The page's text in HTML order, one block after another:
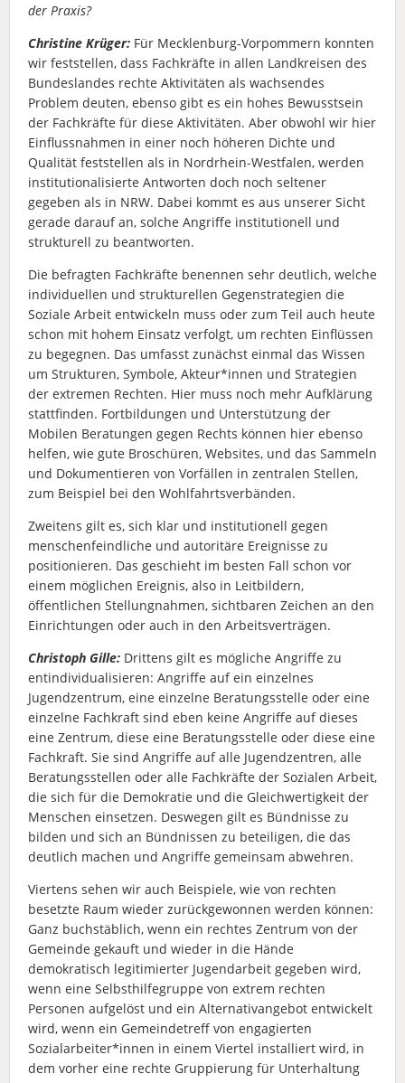
der Praxis?
Christine Krüger: Für Mecklenburg-Vorpommern konnten
wir feststellen, dass Fachkräfte in allen Landkreisen des
Bundeslandes rechte Aktivitäten als wachsendes
Problem deuten, ebenso gibt es ein hohes Bewusstsein
der Fachkräfte für diese Aktivitäten. Aber obwohl wir hier
Einflussnahmen in einer noch höheren Dichte und
Qualität feststellen als in Nordrhein-Westfalen, werden
institutionalisierte Antworten doch noch seltener
gegeben als in NRW. Dabei kommt es aus unserer Sicht
gerade darauf an, solche Angriffe institutionell und
strukturell zu beantworten.
Die befragten Fachkräfte benennen sehr deutlich, welche
individuellen und strukturellen Gegenstrategien die
Soziale Arbeit entwickeln muss oder zum Teil auch heute
schon mit hohem Einsatz verfolgt, um rechten Einflüssen
zu begegnen. Das umfasst zunächst einmal das Wissen
um Strukturen, Symbole, Akteur*innen und Strategien
der extremen Rechten. Hier muss noch mehr Aufklärung
stattfinden. Fortbildungen und Unterstützung der
Mobilen Beratungen gegen Rechts können hier ebenso
helfen, wie gute Broschüren, Websites, und das Sammeln
und Dokumentieren von Vorfällen in zentralen Stellen,
zum Beispiel bei den Wohlfahrtsverbänden.
Zweitens gilt es, sich klar und institutionell gegen
menschenfeindliche und autoritäre Ereignisse zu
positionieren. Das geschieht im besten Fall schon vor
einem möglichen Ereignis, also in Leitbildern,
öffentlichen Stellungnahmen, sichtbaren Zeichen an den
Einrichtungen oder auch in den Arbeitsverträgen.
Christoph Gille: Drittens gilt es mögliche Angriffe zu
entindividualisieren: Angriffe auf ein einzelnes
Jugendzentrum, eine einzelne Beratungsstelle oder eine
einzelne Fachkraft sind eben keine Angriffe auf dieses
eine Zentrum, diese eine Beratungsstelle oder diese eine
Fachkraft. Sie sind Angriffe auf alle Jugendzentren, alle
Beratungsstellen oder alle Fachkräfte der Sozialen Arbeit,
die sich für die Demokratie und die Gleichwertigkeit der
Menschen einsetzen. Deswegen gilt es Bündnisse zu
bilden und sich an Bündnissen zu beteiligen, die das
deutlich machen und Angriffe gemeinsam abwehren.
Viertens sehen wir auch Beispiele, wie von rechten
besetzte Raum wieder zurückgewonnen werden können:
Ganz buchstäblich, wenn ein rechtes Zentrum von der
Gemeinde gekauft und wieder in die Hände
demokratisch legitimierter Jugendarbeit gegeben wird,
wenn eine Selbsthilfegruppe von extrem rechten
Personen aufgelöst und ein Alternativangebot entwickelt
wird, wenn ein Gemeindetreff von engagierten
Sozialarbeiter*innen in einem Viertel installiert wird, in
dem vorher eine rechte Gruppierung für Unterhaltung